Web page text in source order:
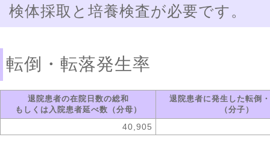
検体採取と培養検査が必要です。
転倒・転落発生率
退院患者の在院日数の総和
もしくは入院患者延べ数（分母）
退院患者に発生した転倒
（分子）
40,905